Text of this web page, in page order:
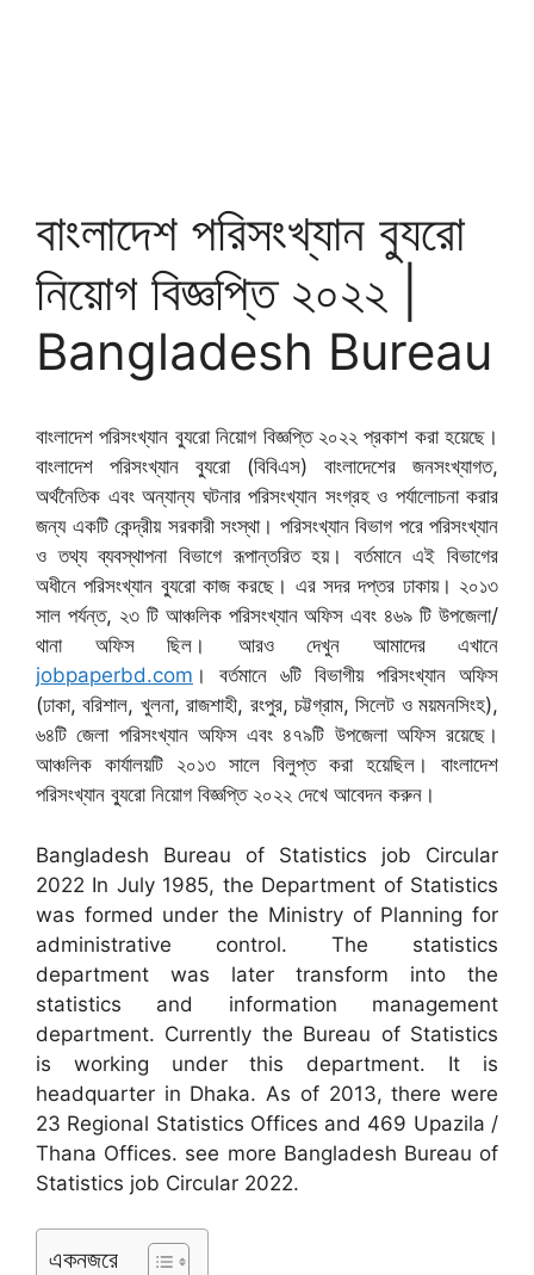
বাংলাদেশ পরিসংখ্যান ব্যুরো
নিয়োগ বিজ্ঞপ্তি ২০২২ |
Bangladesh Bureau
বাংলাদেশ পরিসংখ্যান ব্যুরো নিয়োগ বিজ্ঞপ্তি ২০২২ প্রকাশ করা হয়েছে।
বাংলাদেশ পরিসংখ্যান ব্যুরো (বিবিএস) বাংলাদেশের জনসংখ্যাগত,
অর্থনৈতিক এবং অন্যান্য ঘটনার পরিসংখ্যান সংগ্রহ ও পর্যালোচনা করার
জন্য একটি কেন্দ্রীয় সরকারী সংস্থা। পরিসংখ্যান বিভাগ পরে পরিসংখ্যান
ও তথ্য ব্যবস্থাপনা বিভাগে রূপান্তরিত হয়। বর্তমানে এই বিভাগের
অধীনে পরিসংখ্যান ব্যুরো কাজ করছে। এর সদর দপ্তর ঢাকায়। ২০১৩
সাল পর্যন্ত, ২৩ টি আঞ্চলিক পরিসংখ্যান অফিস এবং ৪৬৯ টি উপজেলা/
থানা অফিস ছিল। আরও দেখুন আমাদের এখানে
jobpaperbd.com । বর্তমানে ৬টি বিভাগীয় পরিসংখ্যান অফিস
(ঢাকা, বরিশাল, খুলনা, রাজশাহী, রংপুর, চট্টগ্রাম, সিলেট ও ​​ময়মনসিংহ),
৬৪টি জেলা পরিসংখ্যান অফিস এবং ৪৭৯টি উপজেলা অফিস রয়েছে।
আঞ্চলিক কার্যালয়টি ২০১৩ সালে বিলুপ্ত করা হয়েছিল। বাংলাদেশ
পরিসংখ্যান ব্যুরো নিয়োগ বিজ্ঞপ্তি ২০২২ দেখে আবেদন করুন।
Bangladesh Bureau of Statistics job Circular
2022 In July 1985, the Department of Statistics
was formed under the Ministry of Planning for
administrative control. The statistics
department was later transform into the
statistics and information management
department. Currently the Bureau of Statistics
is working under this department. It is
headquarter in Dhaka. As of 2013, there were
23 Regional Statistics Offices and 469 Upazila /
Thana Offices. see more Bangladesh Bureau of
Statistics job Circular 2022.
একনজরে